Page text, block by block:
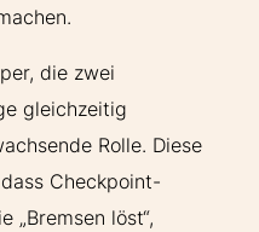
die zwei
gleichzeitig
Rolle. Diese
Checkpoint-
„Bremsen löst“,